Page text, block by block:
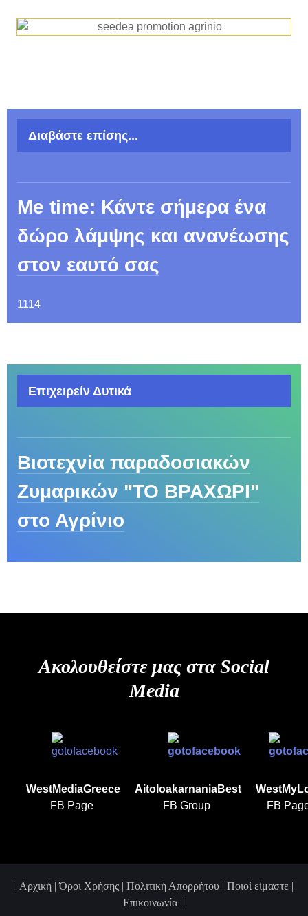
Διαβάστε επίσης...
Me time: Κάντε σήμερα ένα
δώρο λάμψης και ανανέωσης
στον εαυτό σας
1114
Επιχειρείν Δυτικά
Βιοτεχνία παραδοσιακών
Ζυμαρικών "ΤΟ ΒΡΑΧΩΡΙ"
στο Αγρίνιο
Ακολουθείστε μας στα Social
Media
WestMediaGreece
FB Page
AitoloakarnaniaBest
FB Group
FB
| Αρχική |Όροι Χρήσης | Πολιτική Απορρήτου| Ποιοί είμαστε |
Επικοινωνία |